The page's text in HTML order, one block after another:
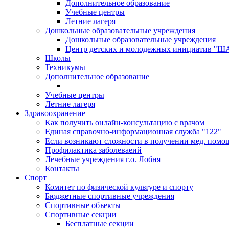
Дополнительное образование
Учебные центры
Летние лагеря
Дошкольные образовательные учреждения
Дошкольные образовательные учреждения
Центр детских и молодежных инициатив
Школы
Техникумы
Дополнительное образование
Учебные центры
Летние лагеря
Здравоохранение
Как получить онлайн-консультацию с врачом
Единая справочно-информационная служба "122"
Если возникают сложности в получении мед.
Профилактика заболеваеий
Лечебные учреждения г.о. Лобня
Контакты
Спорт
Комитет по физической культуре и спорту
Бюджетные спортивные учреждения
Спортивные объекты
Спортивные секции
Бесплатные секции